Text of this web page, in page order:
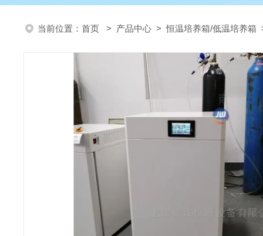
当前位置： 首页 > 产品中心 >恒温培养箱/低温培养箱